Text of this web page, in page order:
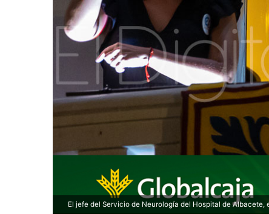
El jefe del Servicio de Neurología del Hospital de Albacete,